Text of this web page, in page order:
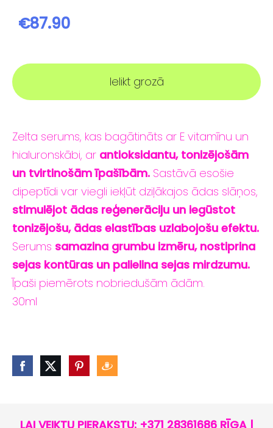
€87.90
Ielikt grozā
Zelta serums, kas bagātināts ar E vitamīnu un
hialuronskābi, ar antioksidantu, tonizējošām
un tvirtinošām īpašībām. Sastāvā esošie
dipeptīdi var viegli iekļūt dziļākajos ādas slāņos,
stimulējot ādas reģenerāciju un iegūstot
tonizējošu, ādas elastības uzlabojošu efektu.
Serums samazina grumbu izmēru, nostiprina
sejas kontūras un palielina sejas mirdzumu.
Īpaši piemērots nobriedušām ādām.
30ml
LAI VEIKTU PIERAKSTU: +371 28361686 RĪGA |